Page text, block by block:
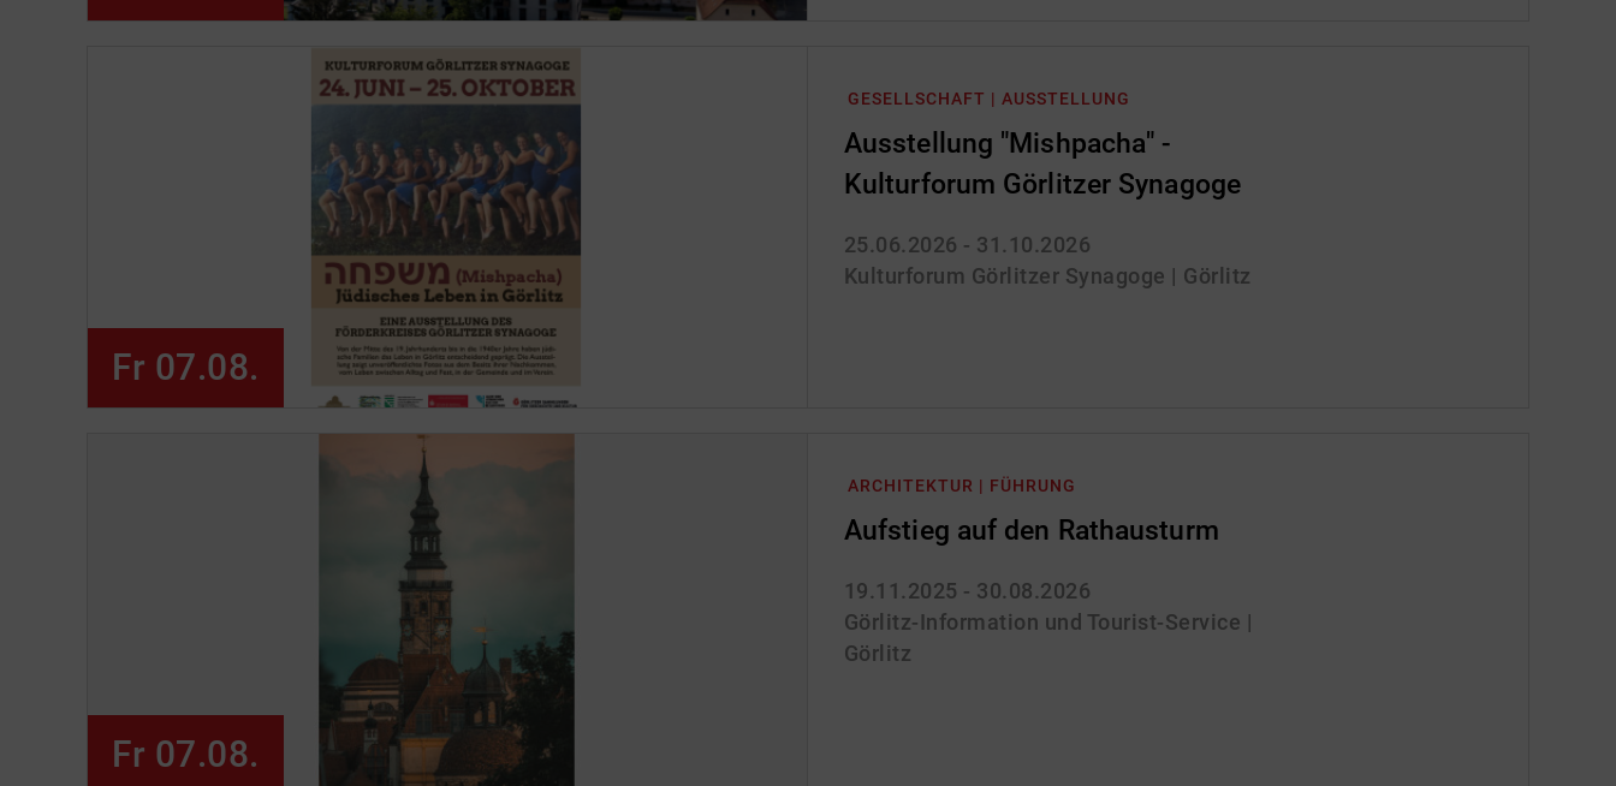
GESELLSCHAFT | AUSSTELLUNG
Ausstellung "Mishpacha" -
Kulturforum Görlitzer Synagoge
25.06.2026 - 31.10.2026
Kulturforum Görlitzer Synagoge | Görlitz
Fr 07.08.
ARCHITEKTUR | FÜHRUNG
Aufstieg auf den Rathausturm
19.11.2025 - 30.08.2026
Görlitz-Information und Tourist-Service |
Görlitz
Fr 07.08.